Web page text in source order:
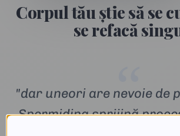
Corpul tău știe să se
se refacă
“
"dar uneori are nevoie de
Spermidina sprijină